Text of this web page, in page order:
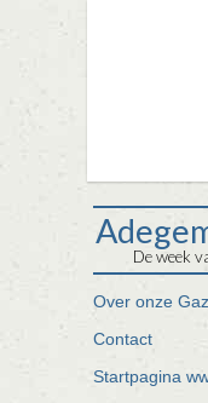
De week
Ga
naar
de
Over onze
Contact
Startpagina